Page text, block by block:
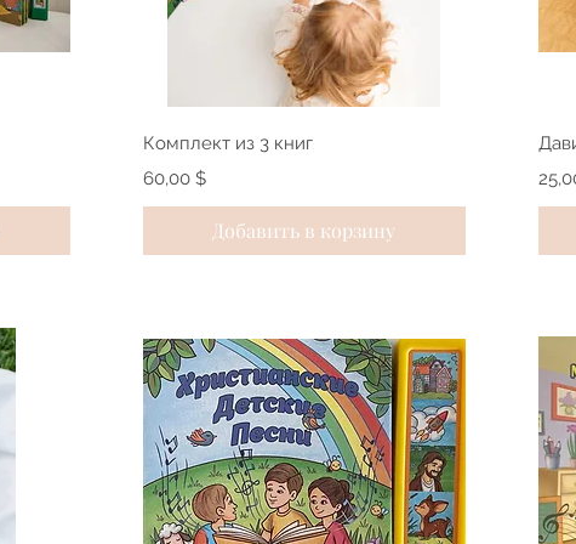
Быстрый просмотр
Комплект из 3 книг
Цена
60,00 $
Добавить в корзину